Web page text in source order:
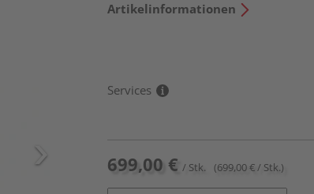
Artikelinformationen
Services
699,00 € / Stk. (699,00 € / Stk.)